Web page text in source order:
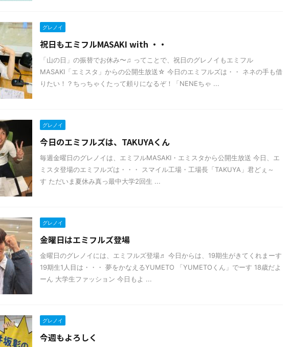
グレノイ
祝日もエミフルMASAKI with ・・
「山の日」の振替でお休み〜♫ ってことで、祝日のグレノイもエミフル
MASAKI「エミスタ」からの公開生放送☆ 今日のエミフルズは・・ ネネの手も借
りたい！？ちっちゃくたって頼りになるぞ！「NENEちゃ ...
グレノイ
今日のエミフルズは、TAKUYAくん
毎週金曜日のグレノイは、エミフルMASAKI・エミスタから公開生放送 今日、エ
ミスタ登場のエミフルズは・・・ スマイル工場・工場長「TAKUYA」君どぇ～
す ただいま夏休み真っ最中大学2回生 ...
グレノイ
金曜日はエミフルズ登場
金曜日のグレノイには、エミフルズ登場♬ 今日からは、19期生がきてくれまーす
19期生1人目は・・・ 夢をかなえるYUMETO 「YUMETOくん」でーす 18歳だよ
ーん 大学生ファッション 今日もよ ...
グレノイ
今週もよろしく